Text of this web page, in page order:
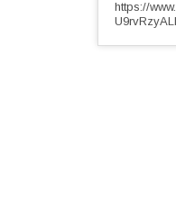
https://